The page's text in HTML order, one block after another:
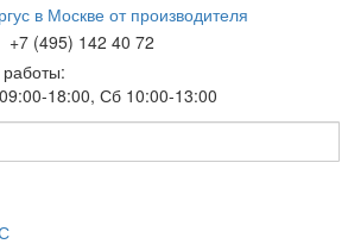
+7 (495) 142 40 72
18:00, Сб 10:00-13:00